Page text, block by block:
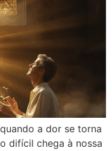
a dor se torna
difícil chega à nossa